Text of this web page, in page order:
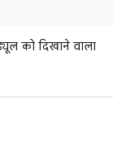
को दिखाने वाला